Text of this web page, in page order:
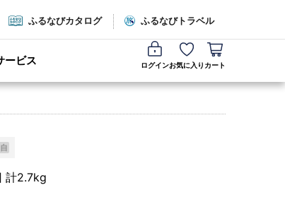
ふるなびカタログ ふるなびトラベル
ービス ログインお気に入り カート
自
計2.7kg